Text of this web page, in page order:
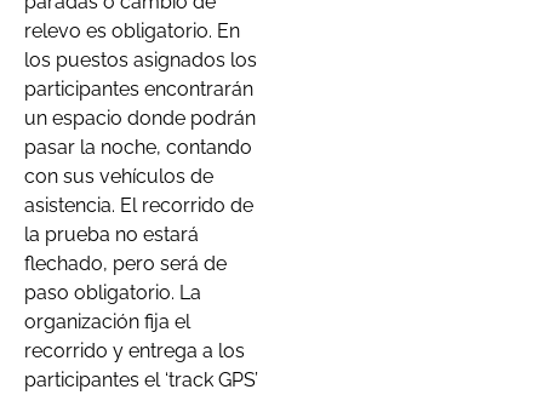
relevo es obligatorio. En
los puestos asignados los
participantes encontrarán
un espacio donde podrán
pasar la noche, contando
con sus vehículos de
asistencia. El recorrido de
la prueba no estará
flechado, pero será de
paso obligatorio. La
organización fija el
recorrido y entrega a los
participantes el ‘track GPS’